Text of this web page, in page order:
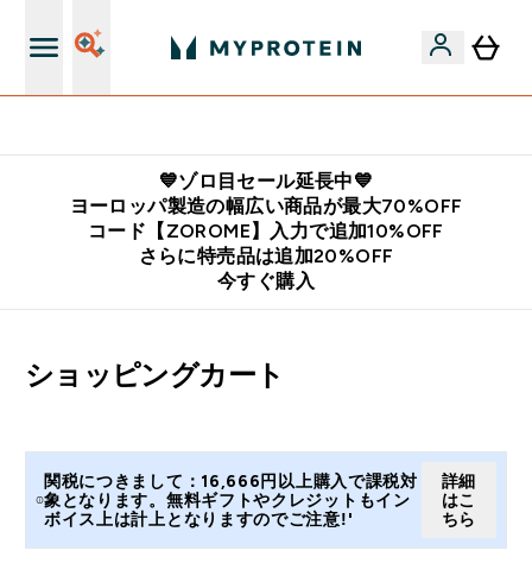
💙ゾロ目セール延長中💙
ヨーロッパ製造の幅広い商品が最大70%OFF
コード【ZOROME】入力で追加10%OFF
さらに特売品は追加20%OFF
今すぐ購入
ショッピングカート
関税につきまして：16,666円以上購入で課税対
象となります。無料ギフトやクレジットもイン
ボイス上は計上となりますのでご注意!'
詳細
はこ
ちら